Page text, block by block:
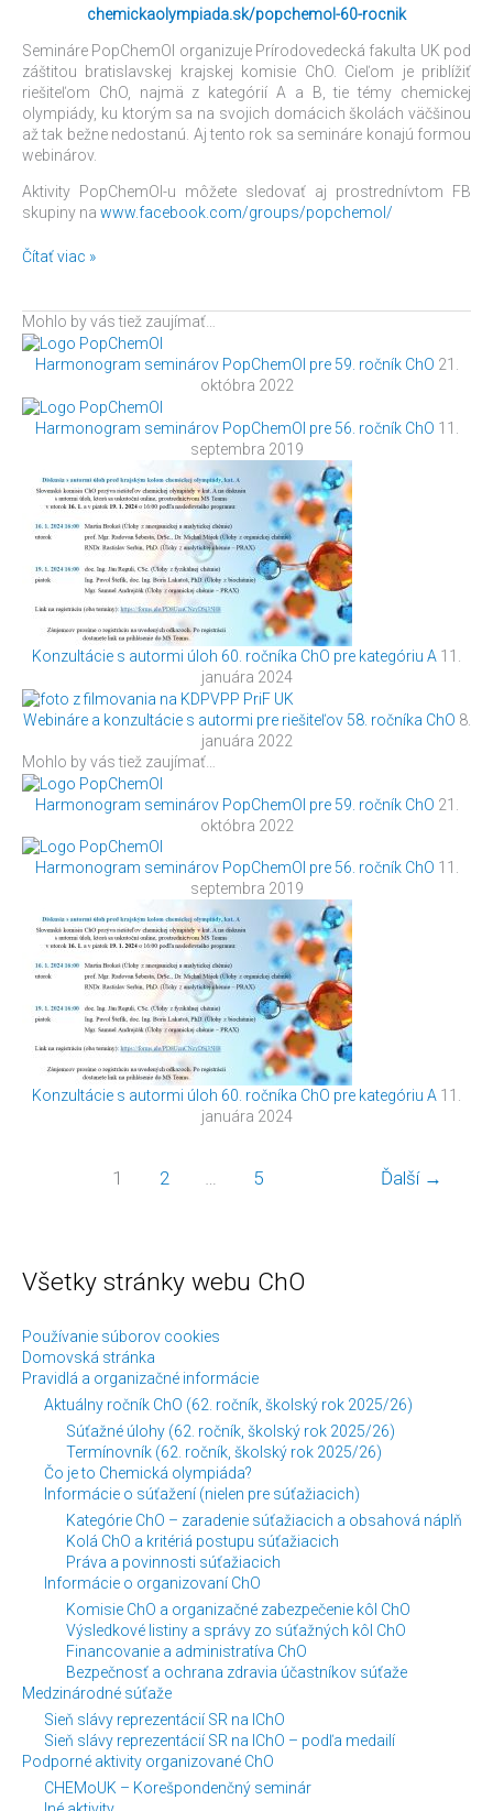
chemickaolympiada.sk/popchemol-60-rocnik
Semináre PopChemOl organizuje Prírodovedecká fakulta UK pod
záštitou bratislavskej krajskej komisie ChO. Cieľom je priblížiť
riešiteľom ChO, najmä z kategórií A a B, tie témy chemickej
olympiády, ku ktorým sa na svojich domácich školách väčšinou
až tak bežne nedostanú. Aj tento rok sa semináre konajú formou
webinárov.
Aktivity PopChemOl-u môžete sledovať aj prostrednívtom FB
skupiny na www.facebook.com/groups/popchemol/
Čítať viac »
Mohlo by vás tiež zaujímať…
Harmonogram seminárov PopChemOl pre 59. ročník ChO 21.
októbra 2022
Harmonogram seminárov PopChemOl pre 56. ročník ChO 11.
septembra 2019
Konzultácie s autormi úloh 60. ročníka ChO pre kategóriu A 11.
januára 2024
Webináre a konzultácie s autormi pre riešiteľov 58. ročníka ChO 8.
januára 2022
Mohlo by vás tiež zaujímať…
Harmonogram seminárov PopChemOl pre 59. ročník ChO 21.
októbra 2022
Harmonogram seminárov PopChemOl pre 56. ročník ChO 11.
septembra 2019
Konzultácie s autormi úloh 60. ročníka ChO pre kategóriu A 11.
januára 2024
1 2 … 5 Ďalší →
Všetky stránky webu ChO
Používanie súborov cookies
Domovská stránka
Pravidlá a organizačné informácie
Aktuálny ročník ChO (62. ročník, školský rok 2025/26)
Súťažné úlohy (62. ročník, školský rok 2025/26)
Termínovník (62. ročník, školský rok 2025/26)
Čo je to Chemická olympiáda?
Informácie o súťažení (nielen pre súťažiacich)
Kategórie ChO – zaradenie súťažiacich a obsahová náplň
Kolá ChO a kritériá postupu súťažiacich
Práva a povinnosti súťažiacich
Informácie o organizovaní ChO
Komisie ChO a organizačné zabezpečenie kôl ChO
Výsledkové listiny a správy zo súťažných kôl ChO
Financovanie a administratíva ChO
Bezpečnosť a ochrana zdravia účastníkov súťaže
Medzinárodné súťaže
Sieň slávy reprezentácií SR na IChO
Sieň slávy reprezentácií SR na IChO – podľa medailí
Podporné aktivity organizované ChO
CHEMoUK – Korešpondenčný seminár
Kategórie
článkov
Články
podľa